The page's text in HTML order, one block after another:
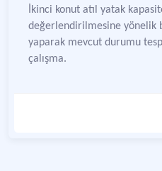
İkinci konut atıl yatak
değerlendirilmesine yönelik
yaparak mevcut durumu
çalışma.